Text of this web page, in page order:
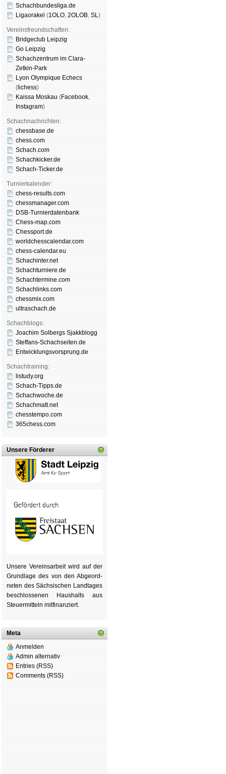
Schachbundesliga.de
Ligaorakel (1OLO, 2OLOB, SL)
Vereinsfreundschaften:
Bridgeclub Leipzig
Go Leipzig
Schachzentrum im Clara-
Zetkin-Park
Lyon Olympique Echecs
( lichess)
Kaissa Moskau (Face­book,
Insta­gram)
Schachnachrichten:
chessbase.de
chess.com
Schach.com
Schachkicker.de
Schach-Ticker.de
Turnierkalender:
chess-results.com
chessmanager.com
DSB-Turnierdatenbank
Chess-map.com
Chessport.de
worldchesscalendar.com
chess-calendar.eu
Schachinter.net
Schachturniere.de
Schachtermine.com
Schachlinks.com
chessmix.com
ultraschach.de
Schachblogs:
Joachim Solbergs Sjakkblogg
Steffans-Schachseiten.de
Entwicklungsvorsprung.de
Schachtraining:
listudy.org
Schach-Tipps.de
Schachwoche.de
Schachmatt.net
chesstempo.com
365chess.com
Unsere Förderer
Unsere Ver­eins­ar­beit wird auf der
Grund­lage des von den Ab­ge­ord­
ne­ten des Säch­si­schen Land­tages
be­schlos­se­nen Haus­halts aus
Steu­er­mitteln mit­fi­nan­ziert.
Meta
Anmelden
Admin alternativ
Entries (RSS)
Comments (RSS)